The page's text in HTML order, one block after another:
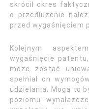
skrócił okres
o przedłużenie
przed wygaśnięciem
Kolejnym
wygaśnięcie
może zostać
spełniał on
udzielania. Mogą to
poziomu